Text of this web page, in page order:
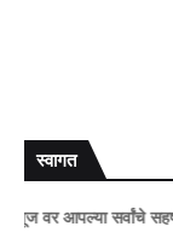
स्वागत
सर्वांचे सहर्ष स्वागत..!"